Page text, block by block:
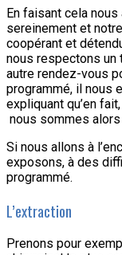
En faisant cela
sereinement et
coopérant et
nous respectons un
autre rendez-vous
programmé, il nous
expliquant qu’en
nous sommes
Si nous allons à
exposons, à des
programmé.
L’extraction
Prenons pour